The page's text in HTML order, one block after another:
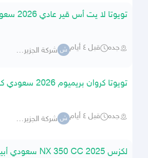
تويوتا لا يت أس قير عادي 2026 سعودي فان بضاعة
جده قبل ٤ أيام ش شركة الجزيرة -جارالله-
تويوتا كروان بريميوم 2026 سعودي كل الألوان بأقل سعر
جده قبل ٤ أيام ش شركة الجزيرة -جارالله-
لكزس NX 350 CC 2025 سعودي أبيض بأقل سعر